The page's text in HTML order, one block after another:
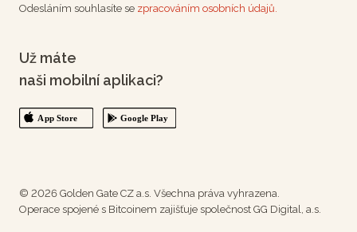
Odesláním souhlasíte se zpracováním osobních údajů.
Už máte
naši mobilní aplikaci?
© 2026 Golden Gate CZ a.s. Všechna práva vyhrazena.
Operace spojené s Bitcoinem zajišťuje společnost GG Digital, a.s.